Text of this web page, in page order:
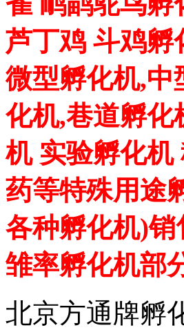
芦丁鸡 斗鸡孵
微型孵化机,中
化机,巷道孵化
机 实验孵化机
药等特殊用途
各种孵化机)
雏率孵化机部
北京方通牌孵